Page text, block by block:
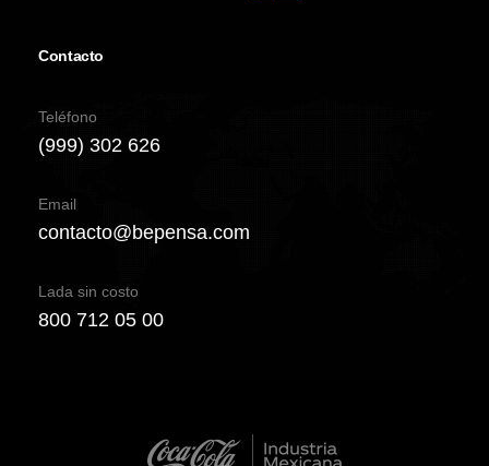
Contacto
Teléfono
(999) 302 626
Email
contacto@bepensa.com
Lada sin costo
800 712 05 00